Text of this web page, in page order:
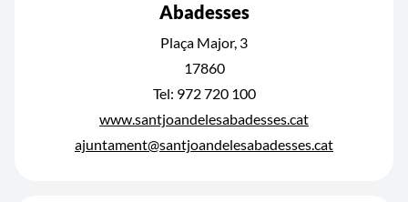
Abadesses
Plaça Major, 3
17860
Tel: 972 720 100
www.santjoandelesabadesses.cat
ajuntament@santjoandelesabadesses.cat